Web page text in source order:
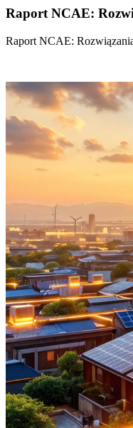
Raport NCAE:
Raport NCAE: